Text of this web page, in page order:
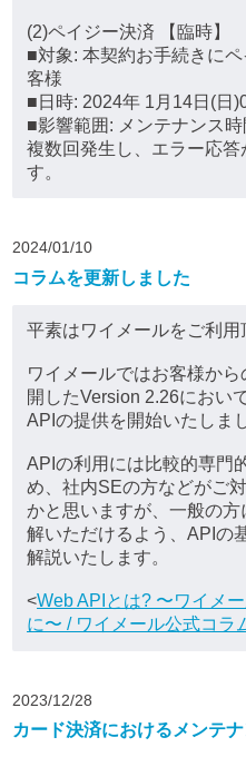
(2)ペイジー決済 【臨時】
■対象: 本契約お手続きに
客様
■日時: 2024年 1月14日(日
■影響範囲: メンテナンス
複数回発生し、エラー応
す。
2024/01/10
コラムを更新しました
平素はワイメールをご利用
ワイメールではお客様か
開したVersion 2.26におい
APIの提供を開始いたしま
APIの利用には比較的専門
め、社内SEの方などがご
かと思いますが、一般の
解いただけるよう、APIの
解説いたします。
<Web APIとは? 〜ワイメ
に〜 / ワイメール公式コラ
2023/12/28
カード決済におけるメンテ